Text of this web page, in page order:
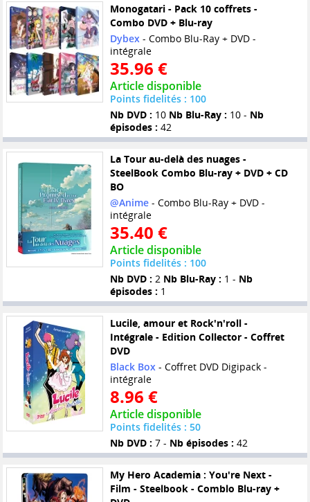
Monogatari - Pack 10 coffrets -
Combo DVD + Blu-ray
Dybex- Combo Blu-Ray + DVD -
intégrale
35.96 €
Article disponible
Points fidelités : 100
Nb DVD : 10 Nb Blu-Ray : 10 - Nb
épisodes : 42
La Tour au-delà des nuages -
SteelBook Combo Blu-ray + DVD + CD
BO
@Anime- Combo Blu-Ray + DVD -
intégrale
35.40 €
Article disponible
Points fidelités : 100
Nb DVD : 2 Nb Blu-Ray : 1 - Nb
épisodes : 1
Lucile, amour et Rock'n'roll -
Intégrale - Edition Collector - Coffret
DVD
Black Box- Coffret DVD Digipack -
intégrale
8.96 €
Article disponible
Points fidelités : 50
Nb DVD : 7 - Nb épisodes : 42
My Hero Academia : You're Next -
Film - Steelbook - Comblo Blu-ray +